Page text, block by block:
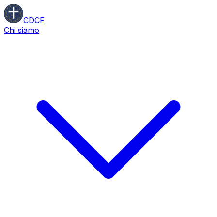
CDCF
Chi siamo